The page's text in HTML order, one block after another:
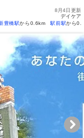
8月4日更新
デイケア
豊橋駅から0.6km 駅前駅から